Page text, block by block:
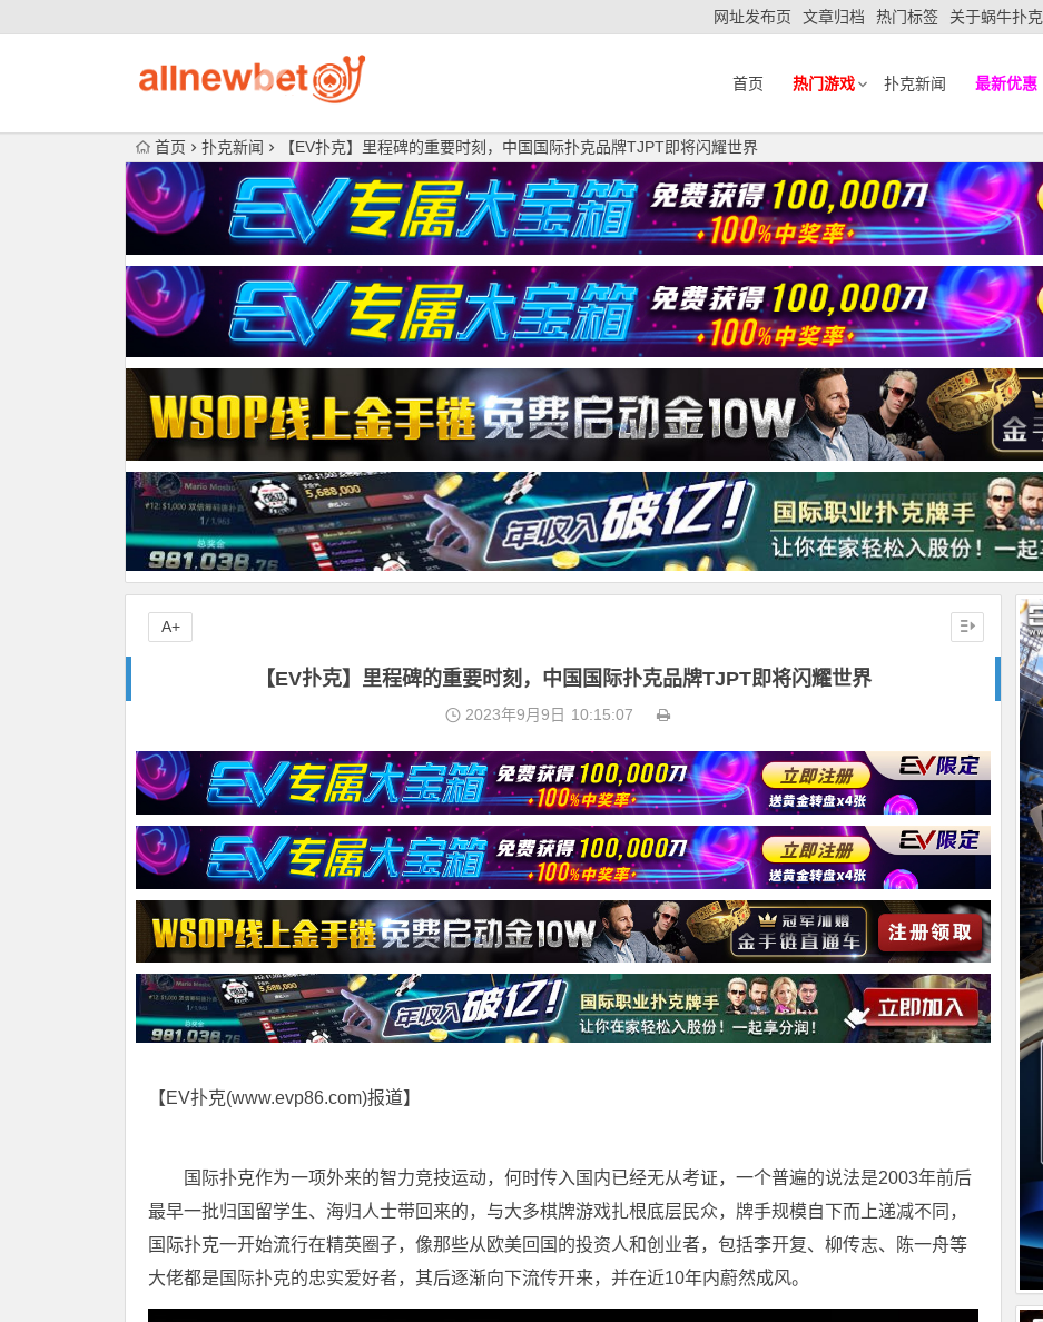
网址发布页 文章归档 热门标签 关于蜗牛扑克
首页 热门游戏 扑克新闻 最新优惠
首页 扑克新闻 【EV扑克】里程碑的重要时刻，中国国际扑克品牌TJPT即将闪耀世界
【EV扑克】里程碑的重要时刻，中国国际扑克品牌TJPT即将闪耀世界
2023年9月9日 10:15:07
【EV扑克(www.evp86.com)报道】
国际扑克作为一项外来的智力竞技运动，何时传入国内已经无从考证，一个普遍的说法是2003年前后
最早一批归国留学生、海归人士带回来的，与大多棋牌游戏扎根底层民众，牌手规模自下而上递减不同，
国际扑克一开始流行在精英圈子，像那些从欧美回国的投资人和创业者，包括李开复、柳传志、陈一舟等
大佬都是国际扑克的忠实爱好者，其后逐渐向下流传开来，并在近10年内蔚然成风。
A+